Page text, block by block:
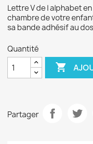
Lettre V de l alphabet
chambre de votre
sa bande adhésif au
Quantité

Partager